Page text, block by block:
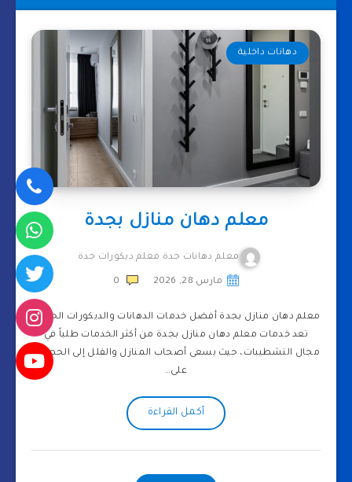
دهانات داخلية
معلم دهان منازل بجدة
معلم دهانات جدة معلم ديكورات جدة
مارس 28, 2026 0
معلم دهان منازل بجدة أفضل خدمات الدهانات والديكورات الحديثة
تعد خدمات معلم دهان منازل بجدة من أكثر الخدمات طلباً في
مجال التشطيبات، حيث يسعى أصحاب المنازل والفلل إلى الحصول
على…
أكمل القراءة